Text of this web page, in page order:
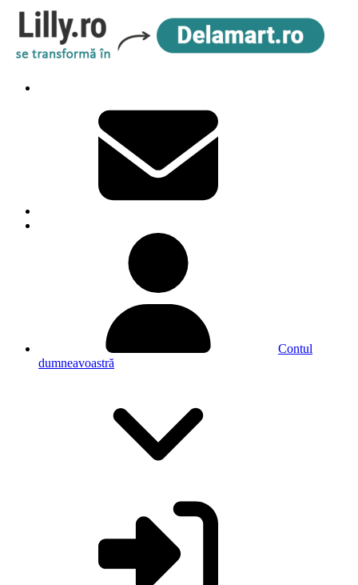
Contul
dumneavoastră